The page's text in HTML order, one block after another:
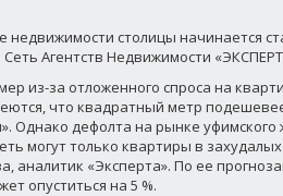
недвижимости столицы начинается
Агентств Недвижимости
из-за отложенного спроса на
что квадратный метр
Однако дефолта на рынке
могут только квартиры в
аналитик «Эксперта». По ее
опуститься на 5 %.